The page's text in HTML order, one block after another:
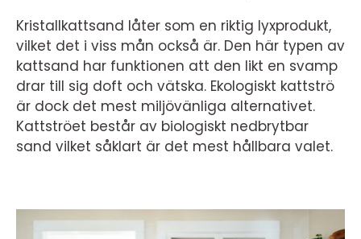
Kristallkattsand låter som en riktig lyxprodukt,
vilket det i viss mån också är. Den här typen av
kattsand har funktionen att den likt en svamp
drar till sig doft och vätska. Ekologiskt kattströ
är dock det mest miljövänliga alternativet.
Kattströet består av biologiskt nedbrytbar
sand vilket såklart är det mest hållbara valet.